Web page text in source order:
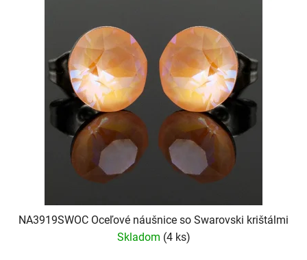
NA3919SWOC Oceľové náušnice so Swarovski krištálmi
Skladom (4 ks)